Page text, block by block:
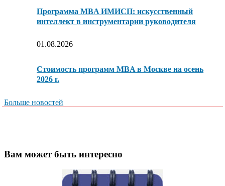
Программа MBA ИМИСП: искусственный
интеллект в инструментарии руководителя
01.08.2026
Стоимость программ MBA в Москве на осень
2026 г.
Больше новостей
Вам может быть интересно